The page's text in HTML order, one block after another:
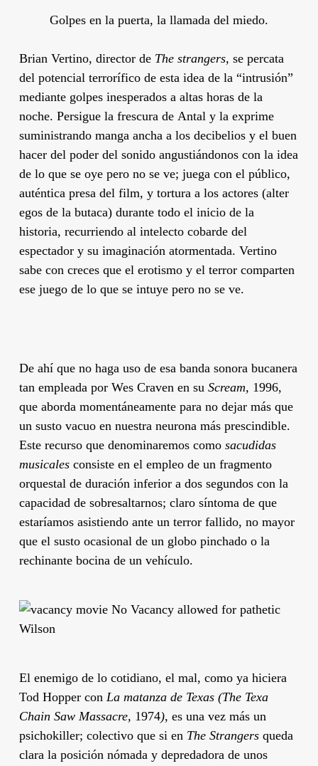
Golpes en la puerta, la llamada del miedo.
Brian Vertino, director de The strangers, se percata
del potencial terrorífico de esta idea de la “intrusión”
mediante golpes inesperados a altas horas de la
noche. Persigue la frescura de Antal y la exprime
suministrando manga ancha a los decibelios y el buen
hacer del poder del sonido angustiándonos con la idea
de lo que se oye pero no se ve; juega con el público,
auténtica presa del film, y tortura a los actores (alter
egos de la butaca) durante todo el inicio de la
historia, recurriendo al intelecto cobarde del
espectador y su imaginación atormentada. Vertino
sabe con creces que el erotismo y el terror comparten
ese juego de lo que se intuye pero no se ve.
De ahí que no haga uso de esa banda sonora bucanera
tan empleada por Wes Cravenen su Scream, 1996,
que aborda momentáneamente para no dejar más que
un susto vacuo en nuestra neurona más prescindible.
Este recurso que denominaremos como sacudidas
musicalesconsiste en el empleo de un fragmento
orquestal de duración inferior a dos segundos con la
capacidad de sobresaltarnos; claro síntoma de que
estaríamos asistiendo ante un terror fallido, no mayor
que el susto ocasional de un globo pinchado o la
rechinante bocina de un vehículo.
El enemigo de lo cotidiano, el mal, como ya hiciera
Tod HopperconLa matanza de Texas (The Texa
Chain Saw Massacre, 1974), es una vez más un
psichokiller; colectivo que si en The Strangersqueda
clara la posición nómada y depredadora de unos